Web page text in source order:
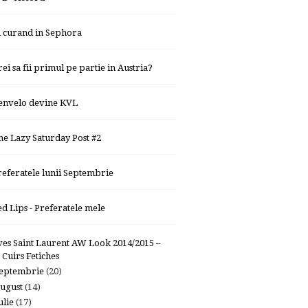
curand in Sephora
sa fii primul pe partie in Austria?
devine KVL
Lazy Saturday Post #2
lunii Septembrie
Lips - Preferatele mele
Saint Laurent AW Look 2014/2015 –
Cuirs Fetiches
(20)
(14)
(17)